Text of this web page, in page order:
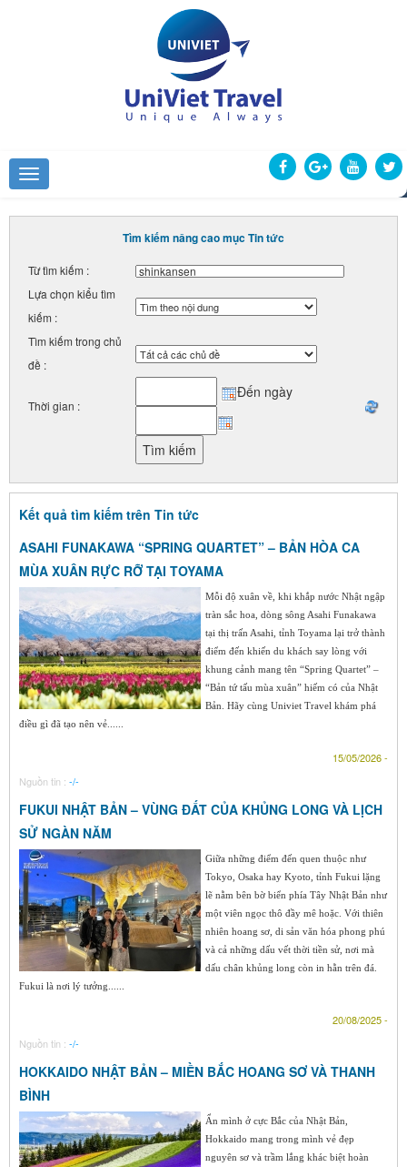
Tìm kiếm nâng cao mục Tin tức
Từ tìm kiếm :
Lựa chọn kiểu tìm
kiếm :
Tìm kiếm trong chủ
đề :
Thời gian :
Đến ngày
Kết quả tìm kiếm trên Tin tức
ASAHI FUNAKAWA “SPRING QUARTET” – BẢN HÒA CA
MÙA XUÂN RỰC RỠ TẠI TOYAMA
Mỗi độ xuân về, khi khắp nước Nhật ngập
tràn sắc hoa, dòng sông Asahi Funakawa
tại thị trấn Asahi, tỉnh Toyama lại trở thành
điểm đến khiến du khách say lòng với
khung cảnh mang tên “Spring Quartet” –
“Bản tứ tấu mùa xuân” hiếm có của Nhật
Bản. Hãy cùng Univiet Travel khám phá
điều gì đã tạo nên vẻ......
15/05/2026 -
Nguồn tin : -/-
FUKUI NHẬT BẢN – VÙNG ĐẤT CỦA KHỦNG LONG VÀ LỊCH
SỬ NGÀN NĂM
Giữa những điểm đến quen thuộc như
Tokyo, Osaka hay Kyoto, tỉnh Fukui lặng
lẽ nằm bên bờ biển phía Tây Nhật Bản như
một viên ngọc thô đầy mê hoặc. Với thiên
nhiên hoang sơ, di sản văn hóa phong phú
và cả những dấu vết thời tiền sử, nơi mà
dấu chân khủng long còn in hằn trên đá.
Fukui là nơi lý tưởng......
20/08/2025 -
Nguồn tin : -/-
HOKKAIDO NHẬT BẢN – MIỀN BẮC HOANG SƠ VÀ THANH
BÌNH
Ẩn mình ở cực Bắc của Nhật Bản,
Hokkaido mang trong mình vẻ đẹp
nguyên sơ và trầm lắng khác biệt hoàn